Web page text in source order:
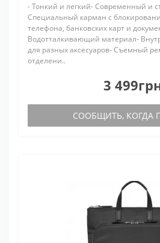
- Тонкий и легкий- Современный и
Специальный карман с
телефона, банковских карт и
Водотталкивающий материал-
для разных аксесуаров- Съемный
отделени..
3
СООБЩИТЬ, КОГДА